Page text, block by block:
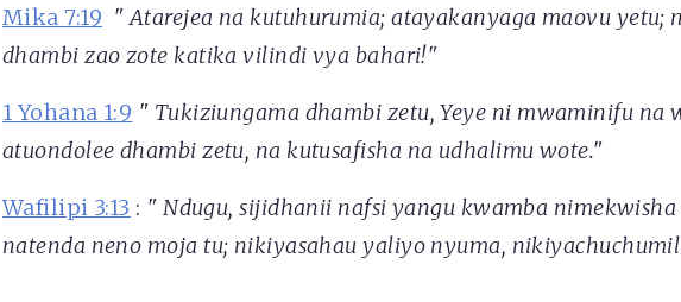
Mika 7:19 " Atarejea na kutuhurumia; atayakanyaga maovu yetu;
dhambi zao zote katika vilindi vya bahari!"
1 Yohana 1:9 " Tukiziungama dhambi zetu, Yeye ni mwaminifu na
atuondolee dhambi zetu, na kutusafisha na udhalimu wote."
Wafilipi 3:13 : " Ndugu, sijidhanii nafsi yangu kwamba
natenda neno moja tu; nikiyasahau yaliyo nyuma,